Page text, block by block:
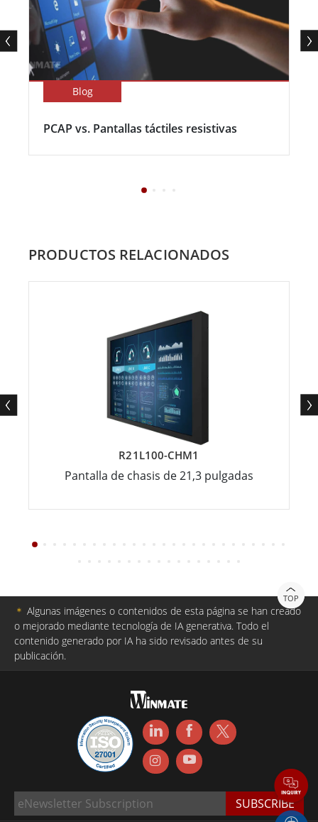
Blog
PCAP vs. Pantallas táctiles resistivas
PRODUCTOS RELACIONADOS
R21L100-CHM1
Pantalla de chasis de 21,3 pulgadas
TOP
＊ Algunas imágenes o contenidos de esta página se han creado
o mejorado mediante tecnología de IA generativa. Todo el
contenido generado por IA ha sido revisado antes de su
publicación.